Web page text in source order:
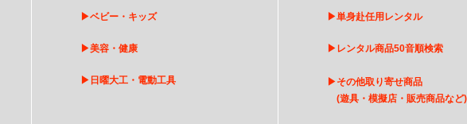
▶ベビー・キッズ
▶美容・健康
▶ 日曜大工・電動工具
▶単身赴任用レンタル
▶ レンタル商品50音順検索
▶その他取り寄せ商品
(遊具・模擬店・販売商品など)